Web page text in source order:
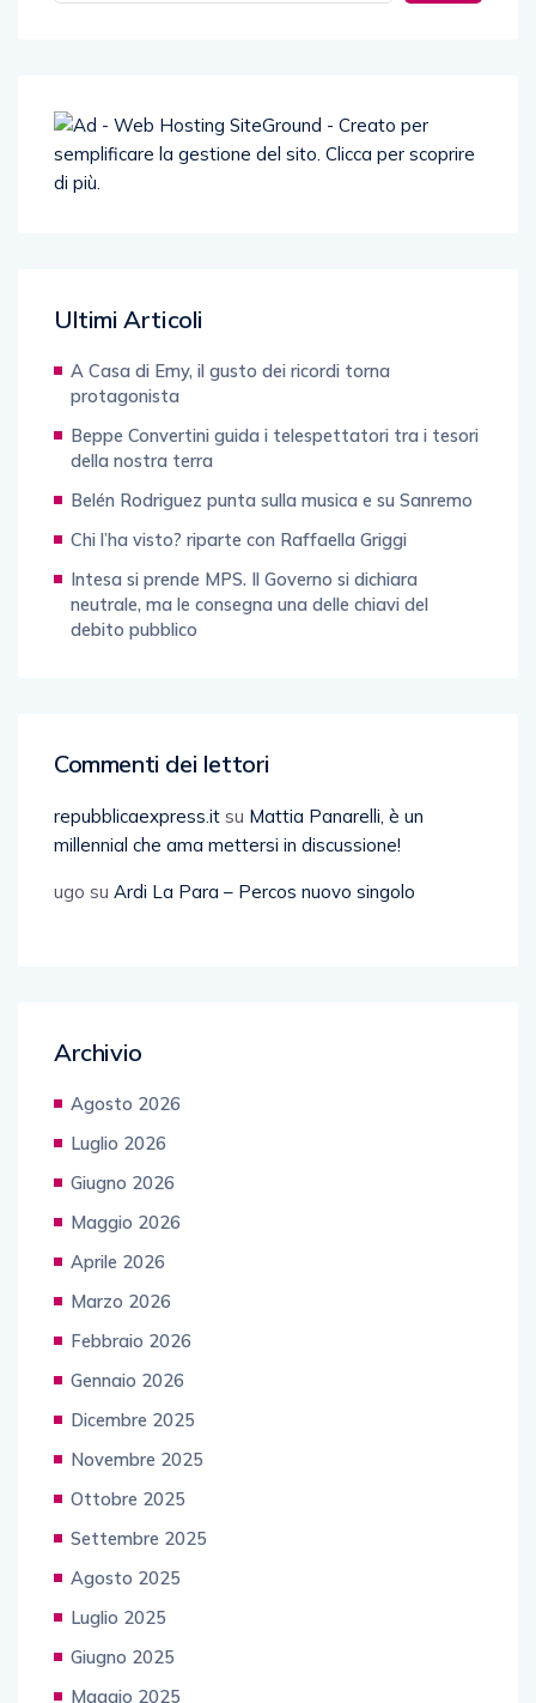
Ultimi Articoli
A Casa di Emy, il gusto dei ricordi torna
protagonista
Beppe Convertini guida i telespettatori tra i tesori
della nostra terra
Belén Rodriguez punta sulla musica e su Sanremo
Chi l’ha visto? riparte con Raffaella Griggi
Intesa si prende MPS. Il Governo si dichiara
neutrale, ma le consegna una delle chiavi del
debito pubblico
Commenti dei lettori
repubblicaexpress.it su Mattia Panarelli, è un
millennial che ama mettersi in discussione!
ugo su Ardi La Para – Percos nuovo singolo
Archivio
Agosto 2026
Luglio 2026
Giugno 2026
Maggio 2026
Aprile 2026
Marzo 2026
Febbraio 2026
Gennaio 2026
Dicembre 2025
Novembre 2025
Ottobre 2025
Settembre 2025
Agosto 2025
Luglio 2025
Giugno 2025
Maggio 2025